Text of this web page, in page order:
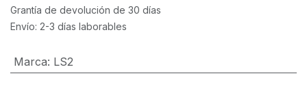
Grantía de devolución de 30 días
Envío: 2-3 días laborables
Marca: LS2